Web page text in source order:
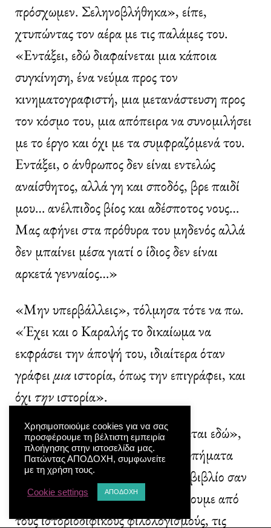
πρόσχωμεν. Σεληνοβλήθηκα», είπε,
χτυπώντας τον αέρα με τις παλάμες του.
«Εντάξει, εδώ διαφαίνεται μια κάποια
συγκίνηση, ένα νεύμα προς τον
κινηματογραφιστή, μια μετανάστευση προς
τον κόσμο του, μια απόπειρα να συνομιλήσει
με το έργο και όχι με τα συμφραζόμενά του.
Εντάξει, ο άνθρωπος δεν είναι εντελώς
αναίσθητος, αλλά γη και σποδός, βρε παιδί
μου… ανέλπιδος βίος και αδέσποτος νους…
Μας αφήνει στα πρόθυρα του μηδενός αλλά
δεν μπαίνει μέσα γιατί ο ίδιος δεν είναι
αρκετά γενναίος…»
«Μην υπερβάλλεις», τόλμησα τότε να πω.
«Έχει και ο Καραλής το δικαίωμα να
εκφράσει την άποψή του, ιδιαίτερα όταν
γράφειμιαιστορία, όπως την επιγράφει, και
όχι τηνιστορία».
«Δεν καταλαβαίνεις τι διακυβεύεται εδώ»,
ανταπάντησε με περισσότερα χτυπήματα
στον αέρα. «Επειδή είδα αυτό το βιβλίο σαν
μια γενναία προσπάθεια να ξεφύγουμε από
τους ιστοριοδιφικούς φιλολογισμούς, τις
Χρησιμοποιούμε cookies για να σας
προσφέρουμε τη βέλτιστη εμπειρία
πλοήγησης στην ιστοσελίδα μας.
Πατώντας ΑΠΟΔΟΧΗ, συμφωνείτε
με τη χρήση τους.
Cookie settings ΑΠΟΔΟΧΗ